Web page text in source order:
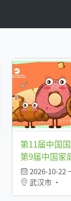
第11届中国
第9届中国家
2026-10-22
武汉市 •